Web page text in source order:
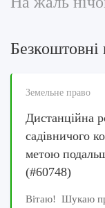
Безкоштовні
Земельне право
Дистанційна
садівничого
метою
(#60748)
Вітаю! Шукаю